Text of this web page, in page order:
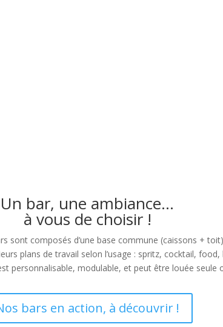
Un bar, une ambiance…
à vous de choisir !
sont composés d’une base commune (caissons + toit)
plans de travail selon l’usage : spritz, cocktail,
personnalisable, modulable, et peut être louée seule
bars en action, à découvrir !